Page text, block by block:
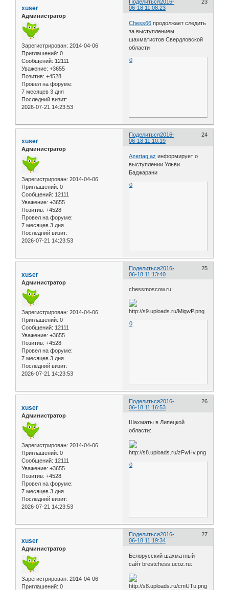
Поделиться 23
2016-
06-18 11:08:23
xuser
Администратор
Зарегистрирован: 2014-04-06
Приглашений: 0
Сообщений: 12111
Уважение: +3655
Позитив: +4528
Провел на форуме:
7 месяцев 3 дня
Последний визит:
2026-07-21 14:23:53
Chess66 продолжает следить
за выступлением
шахматистов Свердловской
области
0
Поделиться 24
2016-
06-18 11:10:19
xuser
Администратор
Зарегистрирован: 2014-04-06
Приглашений: 0
Сообщений: 12111
Уважение: +3655
Позитив: +4528
Провел на форуме:
7 месяцев 3 дня
Последний визит:
2026-07-21 14:23:53
Azertag.az информирует о
выступлении Ульви
Баджарани
0
Поделиться 25
2016-
06-18 11:13:40
xuser
Администратор
Зарегистрирован: 2014-04-06
Приглашений: 0
Сообщений: 12111
Уважение: +3655
Позитив: +4528
Провел на форуме:
7 месяцев 3 дня
Последний визит:
2026-07-21 14:23:53
chessmoscow.ru:
0
Поделиться 26
2016-
06-18 11:16:53
xuser
Администратор
Зарегистрирован: 2014-04-06
Приглашений: 0
Сообщений: 12111
Уважение: +3655
Позитив: +4528
Провел на форуме:
7 месяцев 3 дня
Последний визит:
2026-07-21 14:23:53
Шахматы в Липецкой
области:
0
Поделиться 27
2016-
06-18 11:19:34
xuser
Администратор
Зарегистрирован: 2014-04-06
Приглашений: 0
Белорусский шахматный
сайт brestchess.ucoz.ru: